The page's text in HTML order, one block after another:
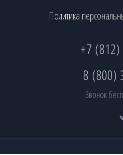
Политика
+7
8 (800)
Звонок